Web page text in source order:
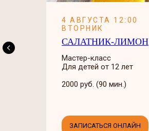
4 АВГУСТА 12:00
ВТОРНИК
САЛАТНИК-ЛИМОН
Мастер-класс
Для детей от 12 лет
2000 руб. (90 мин.)
ЗАПИСАТЬСЯ ОНЛАЙН